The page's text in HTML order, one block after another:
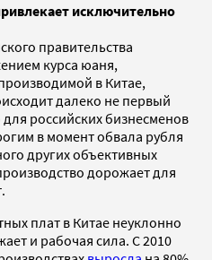
исключительно
правительства
курса юаня,
в Китае,
далеко не первый
российских бизнесменов
в момент обвала рубля
других объективных
дорожает для
плат в Китае неуклонно
и рабочая сила. С 2010